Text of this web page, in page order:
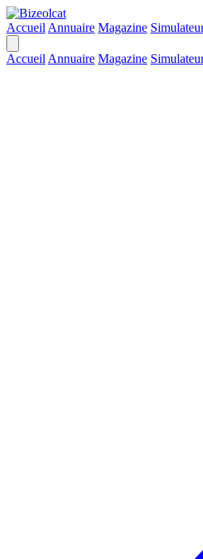
Accueil Annuaire Magazine
Accueil Annuaire Magazine